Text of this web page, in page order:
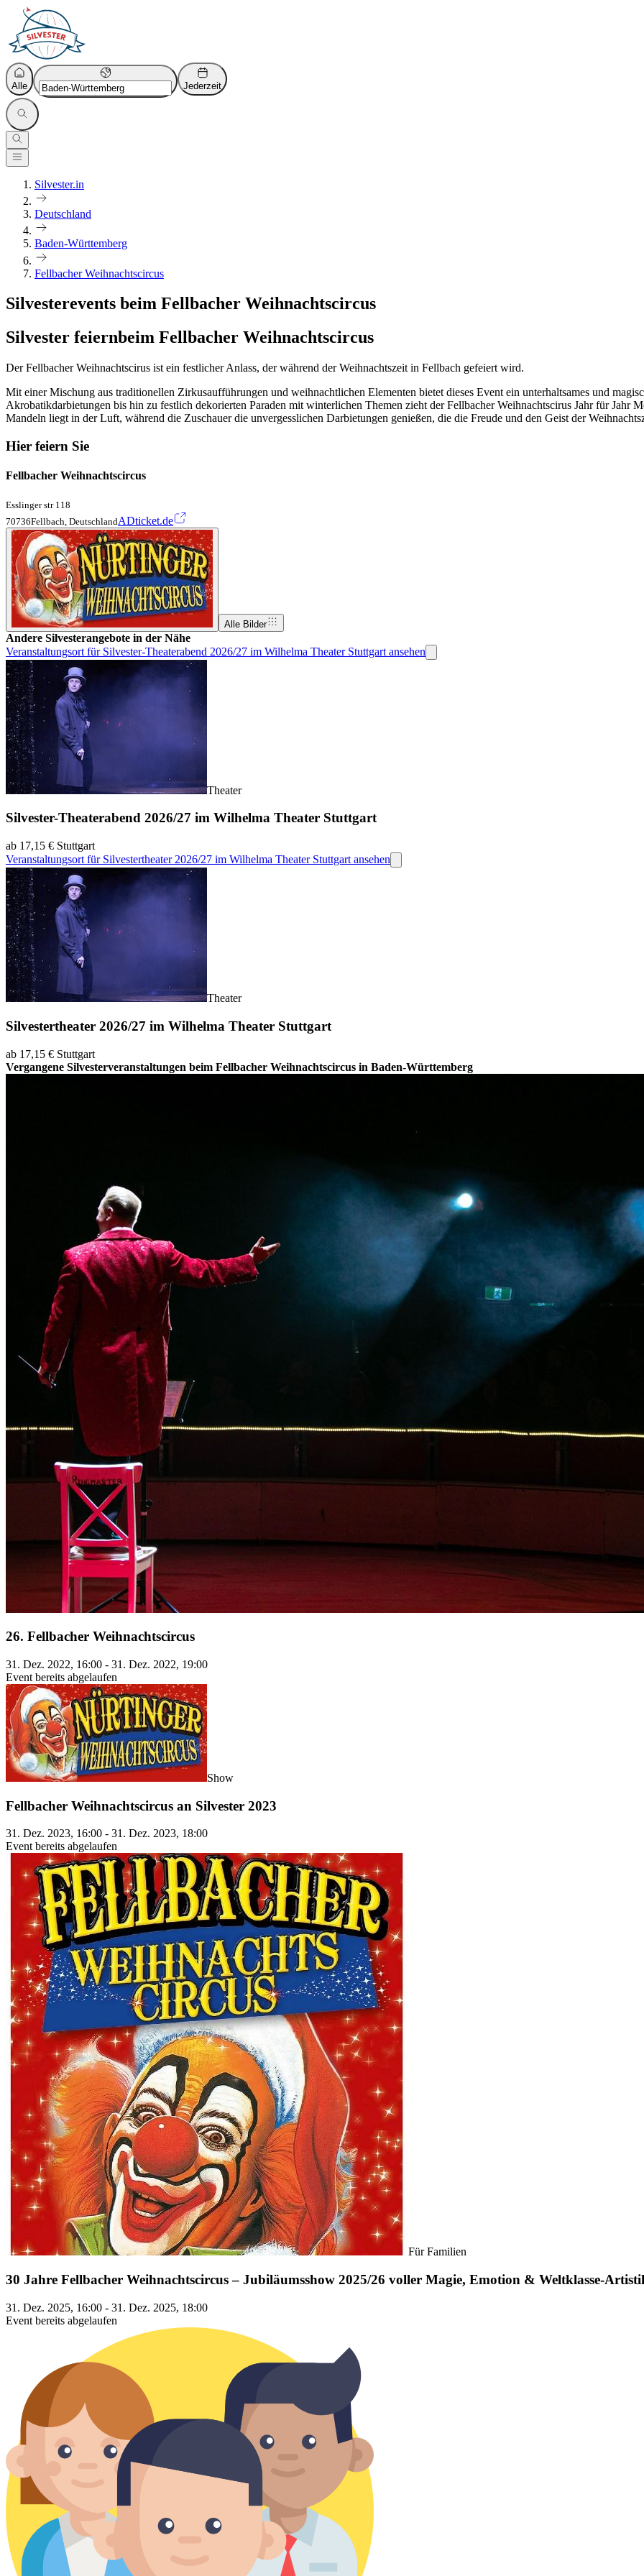
Alle Jederzeit
Silvester.in
Deutschland
Baden-Württemberg
Fellbacher Weihnachtscircus
Silvesterevents beim Fellbacher Weihnachtscircus
Silvester feiernbeim Fellbacher Weihnachtscircus
Der Fellbacher Weihnachtscirus ist ein festlicher Anlass, der während der Weihnachtszeit in Fellbach gefeiert wird.
Mit einer Mischung aus traditionellen Zirkusaufführungen und weihnachtlichen Elementen bietet dieses Event ein unterhaltsames und
Akrobatikdarbietungen bis hin zu festlich dekorierten Paraden mit winterlichen Themen zieht der Fellbacher Weihnachtscirus Jahr für Jahr
Mandeln liegt in der Luft, während die Zuschauer die unvergesslichen Darbietungen genießen, die die Freude und den Geist der
Hier feiern Sie
Fellbacher Weihnachtscircus
Esslinger str 118
70736Fellbach, DeutschlandADticket.de
Alle Bilder
Andere Silvesterangebote in der Nähe
Veranstaltungsort für Silvester-Theaterabend 2026/27 im Wilhelma Theater Stuttgart ansehen
Theater
Silvester-Theaterabend 2026/27 im Wilhelma Theater Stuttgart
ab 17,15 € Stuttgart
Veranstaltungsort für Silvestertheater 2026/27 im Wilhelma Theater Stuttgart ansehen
Theater
Silvestertheater 2026/27 im Wilhelma Theater Stuttgart
ab 17,15 € Stuttgart
Vergangene Silvesterveranstaltungen beim Fellbacher Weihnachtscircus in Baden-Württemberg
26. Fellbacher Weihnachtscircus
31. Dez. 2022, 16:00 - 31. Dez. 2022, 19:00
Event bereits abgelaufen
Show
Fellbacher Weihnachtscircus an Silvester 2023
31. Dez. 2023, 16:00 - 31. Dez. 2023, 18:00
Event bereits abgelaufen
Für Familien
30 Jahre Fellbacher Weihnachtscircus – Jubiläumsshow 2025/26 voller Magie, Emotion & Weltklasse-
31. Dez. 2025, 16:00 - 31. Dez. 2025, 18:00
Event bereits abgelaufen